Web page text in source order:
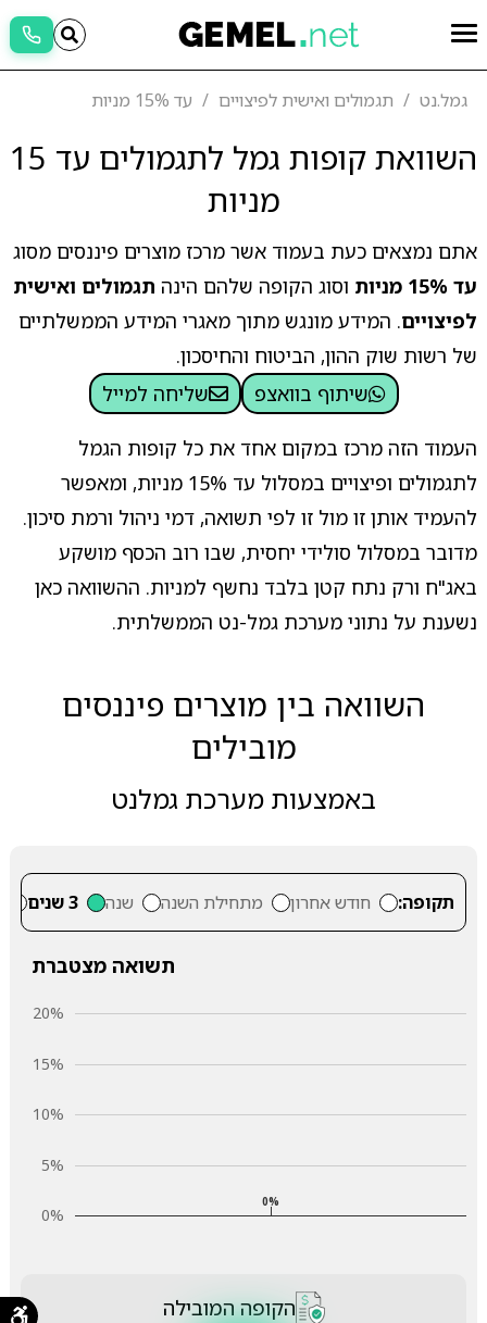
גמל.נט תגמולים ואישית לפיצויים עד 15% מניות
השוואת קופות גמל לתגמולים עד 15
מניות
אתם נמצאים כעת בעמוד אשר מרכז מוצרים פיננסים מסוג
עד 15% מניות
וסוג הקופה שלהם הינה תגמולים ואישית
לפיצויים. המידע מונגש מתוך מאגרי המידע הממשלתיים
של רשות שוק ההון, הביטוח והחיסכון.
שיתוף בוואצפ
שליחה למייל
העמוד הזה מרכז במקום אחד את כל קופות הגמל
לתגמולים ופיצויים במסלול עד 15% מניות, ומאפשר
להעמיד אותן זו מול זו לפי תשואה, דמי ניהול ורמת סיכון.
מדובר במסלול סולידי יחסית, שבו רוב הכסף מושקע
באג"ח ורק נתח קטן בלבד נחשף למניות. ההשוואה כאן
נשענת על נתוני מערכת גמל-נט הממשלתית.
השוואה בין מוצרים פיננסים
מובילים
באמצעות מערכת גמלנט
תקופה: חודש אחרון מתחילת השנה שנה 3 שנים
תשואה מצטברת
0%
5%
10%
15%
20%
0%
הקופה המובילה